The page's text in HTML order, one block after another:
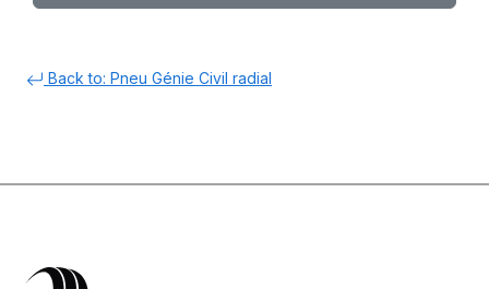
Back to: Pneu Génie Civil radial